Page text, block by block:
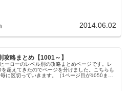
2014.06.02
攻略まとめ【1001～】
ーローのレベル別の攻略まとめページです。レ
超えてきたのでページを分けました。こちらも
に区切っていきます。（1ページ目が1050ま